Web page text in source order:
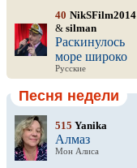
40 NikSFilm2014
& silman
Раскинулось
море широко
Русские
Песня недели
515 Yanika
Алмаз
Мон Алиса